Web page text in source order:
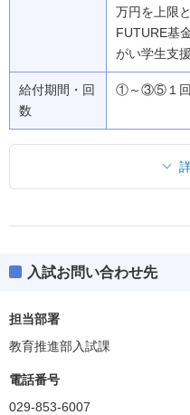
万円を上限
FUTURE基
がい学生支
給付期間・回
数
①～③⑤１回
入試お問い合わせ先
担当部署
教育推進部入試課
電話番号
029-853-6007